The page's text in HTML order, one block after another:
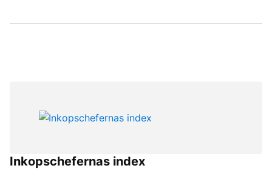
Inkopschefernas index